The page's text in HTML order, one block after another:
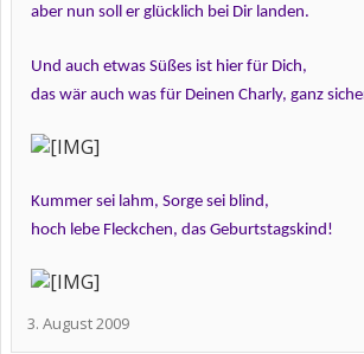
aber nun soll er glücklich bei Dir landen.
Und auch etwas Süßes ist hier für Dich,
das wär auch was für Deinen Charly, ganz
Kummer sei lahm, Sorge sei blind,
hoch lebe Fleckchen, das Geburtstagskind!
3. August 2009